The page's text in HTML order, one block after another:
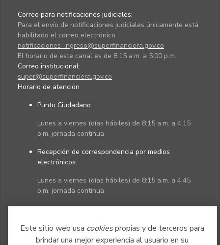
Este sitio web usa cookiespropias y de terceros para
brindar una mejor experiencia al usuario en su
Correo para notificaciones judiciales:
Para el envío de notificaciones judiciales únicamente está
habilitado el correo electrónico
notificaciones_ingreso@superfinanciera.gov.co
El horario de este canal es de 8:15 a.m. a 5:00 p.m.
Correo institucional:
super@superfinanciera.gov.co
Horario de atención
Punto Ciudadano:
Lunes a viernes (días hábiles) de 8:15 a.m. a 4:15
p.m. jornada continua
Recepción de correspondencia por medios
electrónicos:
Lunes a viernes (días hábiles) de 8:15 a.m. a 4:45
p.m. jornada continua